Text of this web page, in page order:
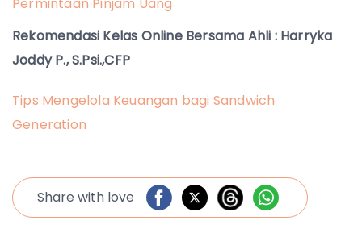
Rekomendasi Kelas Online Bersama Ahli : Harryka
Joddy P., S.Psi.,CFP
Tips Mengelola Keuangan bagi Sandwich
Generation
Share with love